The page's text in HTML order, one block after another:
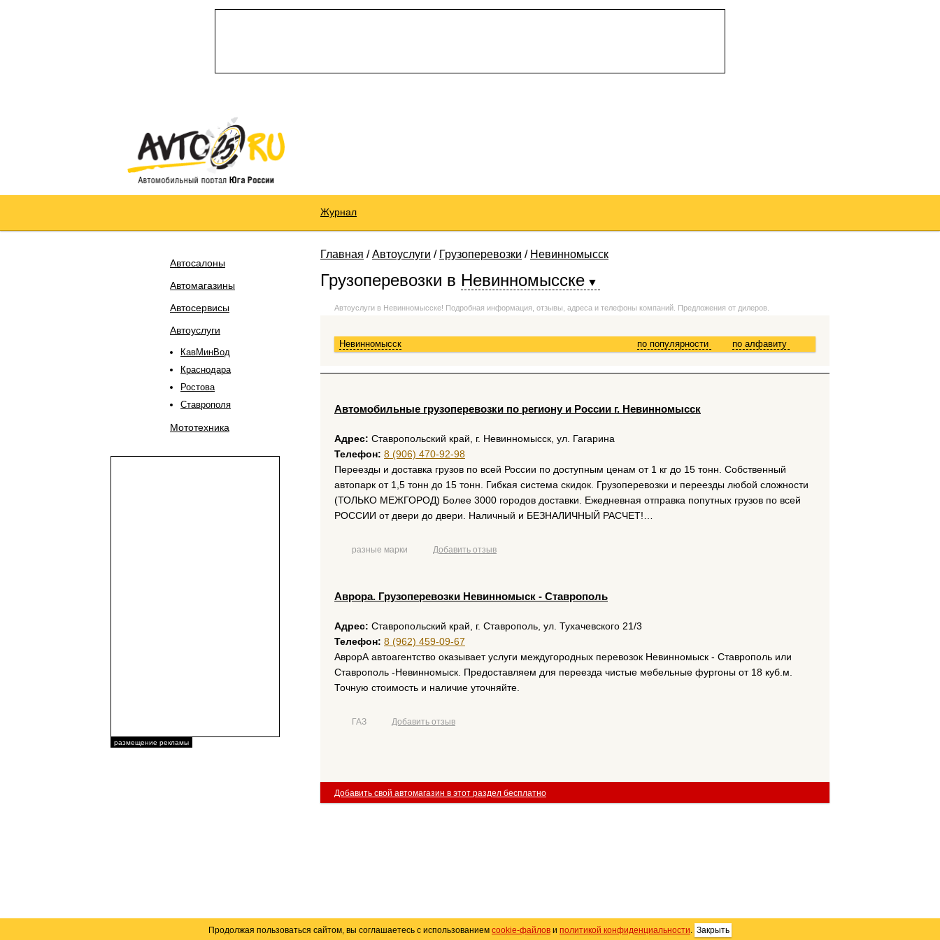
Журнал
Автосалоны
Автомагазины
Автосервисы
Автоуслуги
КавМинВод
Краснодара
Ростова
Ставрополя
Мототехника
размещение рекламы
Главная /Автоуслуги / Грузоперевозки / Невинномысск
Грузоперевозки в Невинномысске
Автоуслуги в Невинномысске! Подробная информация, отзывы, адреса и телефоны компаний. Предложения от дилеров.
Невинномысск по алфавиту
по популярности
Автомобильные грузоперевозки по региону и России г. Невинномысск
Адрес: Ставропольский край, г. Невинномысск, ул. Гагарина
Телефон: 8 (906) 470-92-98
Переезды и доставка грузов по всей России по доступным ценам от 1 кг до 15 тонн. Собственный
автопарк от 1,5 тонн до 15 тонн. Гибкая система скидок. Грузоперевозки и переезды любой сложности
(ТОЛЬКО МЕЖГОРОД) Более 3000 городов доставки. Ежедневная отправка попутных грузов по всей
РОССИИ от двери до двери. Наличный и БЕЗНАЛИЧНЫЙ РАСЧЕТ!…
разные марки Добавить отзыв
Аврора. Грузоперевозки Невинномыск - Ставрополь
Адрес: Ставропольский край, г. Ставрополь, ул. Тухачевского 21/3
Телефон: 8 (962) 459-09-67
АврорА автоагентство оказывает услуги междугородных перевозок Невинномыск - Ставрополь или
Ставрополь -Невинномыск. Предоставляем для переезда чистые мебельные фургоны от 18 куб.м.
Точную стоимость и наличие уточняйте.
ГАЗ Добавить отзыв
Добавить свой автомагазин в этот раздел бесплатно
Продолжая пользоваться сайтом, вы соглашаетесь с использованием cookie-файлов и политикой конфиденциальности. Закрыть